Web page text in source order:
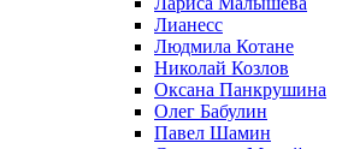
Лианесс
Людмила Котане
Николай Козлов
Оксана Панкрушина
Олег Бабулин
Павел Шамин